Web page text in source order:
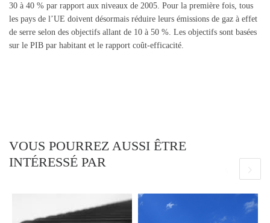
30 à 40 % par rapport aux niveaux de 2005. Pour la première fois, tous
les pays de l’UE doivent désormais réduire leurs émissions de gaz à effet
de serre selon des objectifs allant de 10 à 50 %. Les objectifs sont basées
sur le PIB par habitant et le rapport coût-efficacité.
VOUS POURREZ AUSSI ÊTRE
INTÉRESSÉ PAR